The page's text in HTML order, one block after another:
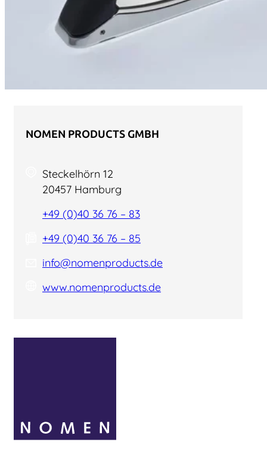
NOMEN PRODUCTS GMBH
Steckelhörn 12
20457 Hamburg
+49 (0)40 36 76 – 83
+49 (0)40 36 76 – 85
info@nomenproducts.de
www.nomenproducts.de